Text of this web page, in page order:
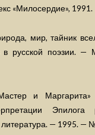
«Милосердие», 1991.
мир, тайник
в русской поэзии.
и Маргарита»
Эпилога
литература. — 1995.